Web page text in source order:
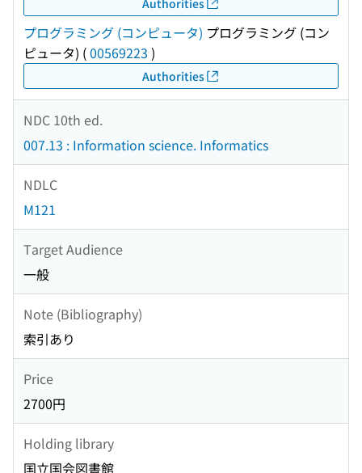
プログラミング (コンピュータ) プログラミング (コン
ピュータ) (00569223 )
Authorities
NDC 10th ed.
007.13 : Information science. Informatics
NDLC
M121
Target Audience
一般
Note (Bibliography)
索引あり
Price
2700円
Holding library
国立国会図書館